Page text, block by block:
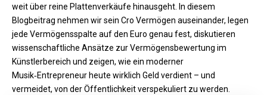
weit über reine Plattenverkäufe hinausgeht. In diesem
Blogbeitrag nehmen wir sein Cro Vermögen auseinander, legen
jede Vermögensspalte auf den Euro genau fest, diskutieren
wissenschaftliche Ansätze zur Vermögensbewertung im
Künstlerbereich und zeigen, wie ein moderner
Musik‑Entrepreneur heute wirklich Geld verdient – und
vermeidet, von der Öffentlichkeit verspekuliert zu werden.